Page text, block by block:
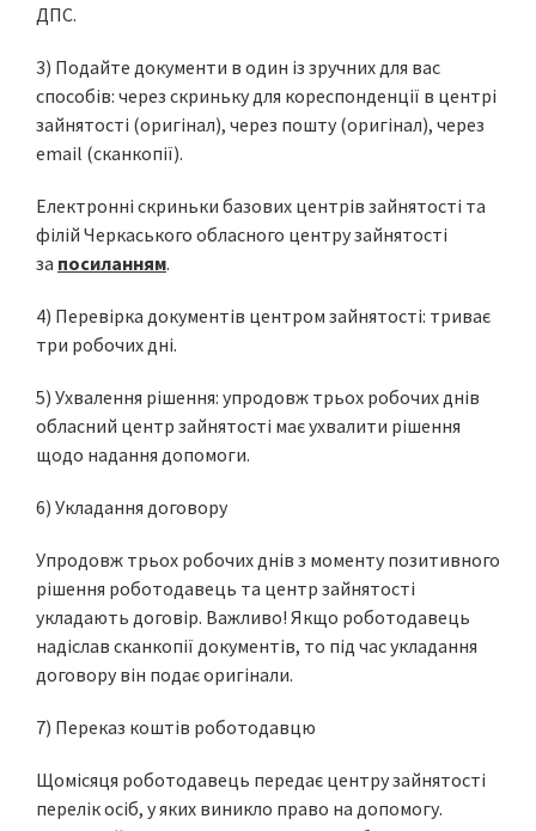
ДПС.
3) Подайте документи в один із зручних для вас
способів: через скриньку для кореспонденції в центрі
зайнятості (оригінал), через пошту (оригінал), через
email (сканкопії).
Електронні скриньки базових центрів зайнятості та
філій Черкаського обласного центру зайнятості
за посиланням.
4) Перевірка документів центром зайнятості: триває
три робочих дні.
5) Ухвалення рішення: упродовж трьох робочих днів
обласний центр зайнятості має ухвалити рішення
щодо надання допомоги.
6) Укладання договору
Упродовж трьох робочих днів з моменту позитивного
рішення роботодавець та центр зайнятості
укладають договір. Важливо! Якщо роботодавець
надіслав сканкопії документів, то під час укладання
договору він подає оригінали.
7) Переказ коштів роботодавцю
Щомісяця роботодавець передає центру зайнятості
перелік осіб, у яких виникло право на допомогу.